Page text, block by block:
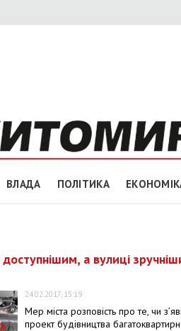
ВЛАДА ПОЛІТИКА
а вулиці
24.02.2017, 15:19
Мер міста розповість про те, чи
проект будівництва